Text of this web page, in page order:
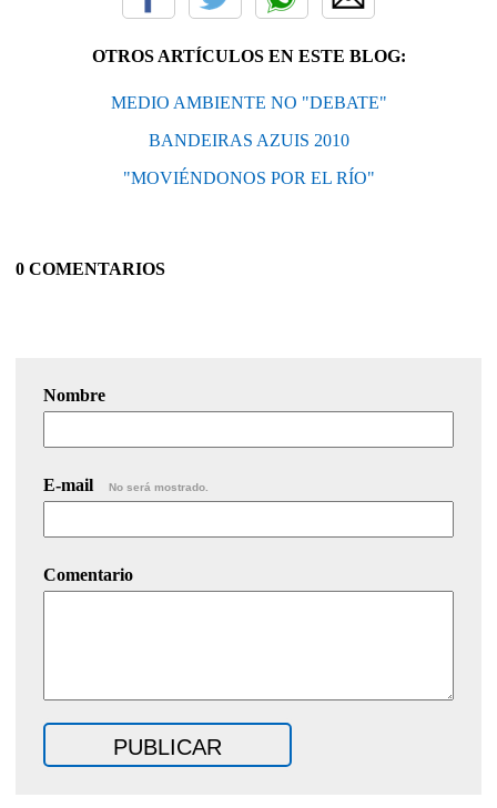
OTROS ARTÍCULOS EN ESTE BLOG:
MEDIO AMBIENTE NO "DEBATE"
BANDEIRAS AZUIS 2010
"MOVIÉNDONOS POR EL RÍO"
0 COMENTARIOS
Nombre
E-mail No será mostrado.
Comentario